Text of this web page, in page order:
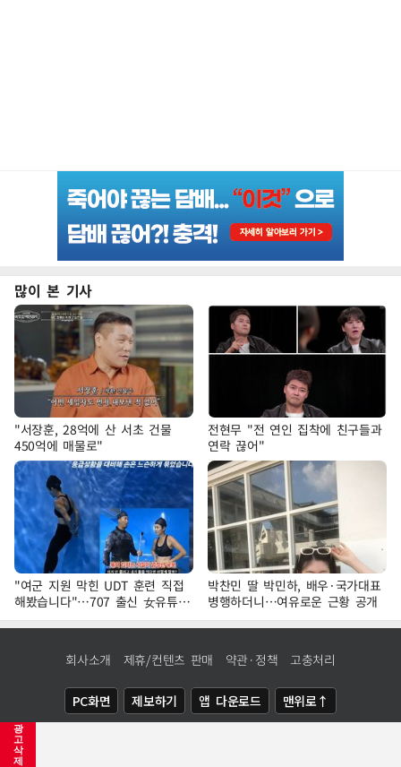
광
고
삭
제
많이 본 기사
"서장훈, 28억에 산 서초 건물
450억에 매물로"
전현무 "전 연인 집착에 친구들과
연락 끊어"
"여군 지원 막힌 UDT 훈련 직접
해봤습니다"…707 출신 女유튜버
'완벽 소화'
박찬민 딸 박민하, 배우·국가대표
병행하더니…여유로운 근황 공개
회사소개 제휴/컨텐츠 판매 약관·정책 고충처리
PC화면 제보하기 앱 다운로드 맨위로↑